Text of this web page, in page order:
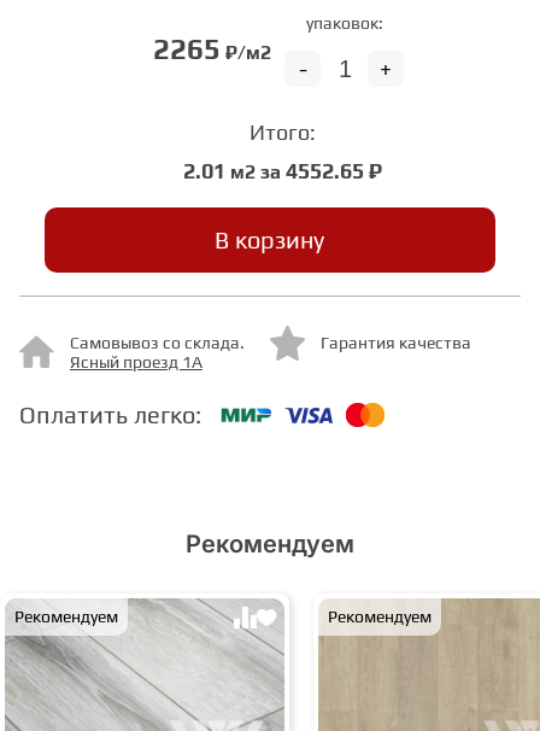
МАССИВНАЯ ДОСКА
ИНЖЕНЕРНЫЙ МОДУЛЬ
СТУПЕНИ
МИНЕРАЛЬНО-КАМЕННЫЙ
ЛАМИНАТ MSPC
2265 ₽/м2
упаковок:
+
-
Итого:
2.01 м2 за 4552.65 ₽
В корзину
Самовывоз со склада.
Ясный проезд 1А
Гарантия качества
Оплатить легко:
Рекомендуем
Рекомендуем Рекомендуем